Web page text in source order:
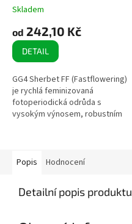
Skladem
od 242,10 Kč
DETAIL
GG4 Sherbet FF (Fastflowering)
je rychlá feminizovaná
fotoperiodická odrůda s
vysokým výnosem, robustním
Popis
Hodnocení
Detailní popis produktu